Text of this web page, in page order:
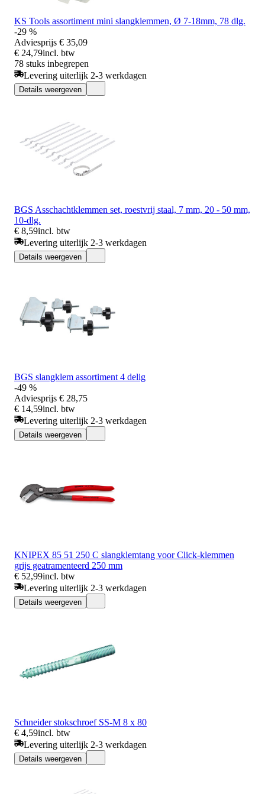
KS Tools assortiment mini slangklemmen, Ø 7-18mm, 78 dlg.
-29 %
Adviesprijs € 35,09
€ 24,79incl. btw
78 stuks inbegrepen
Levering uiterlijk 2-3 werkdagen
Details weergeven
BGS Asschachtklemmen set, roestvrij staal, 7 mm, 20 - 50 mm,
10-dlg.
€ 8,59incl. btw
Levering uiterlijk 2-3 werkdagen
Details weergeven
BGS slangklem assortiment 4 delig
-49 %
Adviesprijs € 28,75
€ 14,59incl. btw
Levering uiterlijk 2-3 werkdagen
Details weergeven
KNIPEX 85 51 250 C slangklemtang voor Click-klemmen
grijs geatramenteerd 250 mm
€ 52,99incl. btw
Levering uiterlijk 2-3 werkdagen
Details weergeven
Schneider stokschroef SS-M 8 x 80
€ 4,59incl. btw
Levering uiterlijk 2-3 werkdagen
Details weergeven